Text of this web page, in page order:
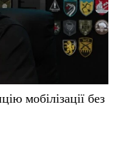
мобілізації без